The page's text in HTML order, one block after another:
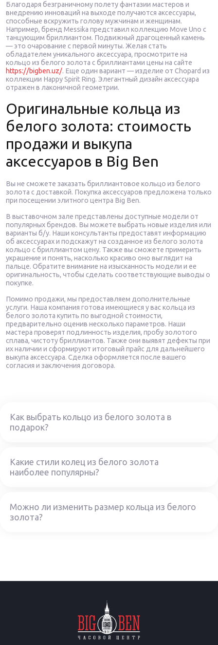
Благодаря безграничному полету фантазии мастеров и
внедрению инноваций на выходе получаются аксессуары,
способные вскружить голову мужчинам и женщинам.
Например, бренд Messika представил коллекцию Move Uno с
танцующим бриллиантом. Подвижный драгоценный камень
— это очарование с первой минуты. Желая стать
обладателем уникального аксессуара, просмотрите на
кольцо из белого золота с бриллиантами цены на сайте
https://bigben.uz/. Еще один вариант — изделие от Chopard из
коллекции Happy Spirit Ring. Элегантный дизайн аксессуара
отражен в лаконичной геометрии.
Оригинальные кольца из
белого золота: стоимость
продажи и выкупа
аксессуаров в Big Ben
Вы не сможете заказать бриллиантовое кольцо из белого
золота с доставкой. Покупка аксессуаров предложена только
при посещении элитного центра Big Ben.
В выставочном зале представлены доступные модели от
популярных брендов. Вы можете выбрать новые изделия или
варианты б/у. Наши консультанты предоставят информацию
об аксессуарах и подскажут на созданное из белого золота
кольцо с бриллиантом цену. Также вы сможете примерить
украшение и понять, насколько красиво оно выглядит на
пальце. Обратите внимание на изысканность модели и ее
оригинальность, чтобы сделать соответствующие выводы о
покупке.
Помимо продажи, мы предоставляем дополнительные
услуги. Наша компания готова имеющиеся у вас кольца из
белого золота купить по выгодной стоимости,
предварительно оценив несколько параметров. Наши
мастера проверят подлинность изделия, пробу золотого
сплава, чистоту бриллиантов. Также они выявят дефекты при
их наличии и сформируют итоговый прайс для дальнейшего
выкупа аксессуара. Сделка оформляется после вашего
согласия и заключения договора.
Как выбрать кольцо из белого золота в
подарок?
Какие стили колец из белого золота
наиболее популярны?
Можно ли изменить размер кольца из белого
золота?